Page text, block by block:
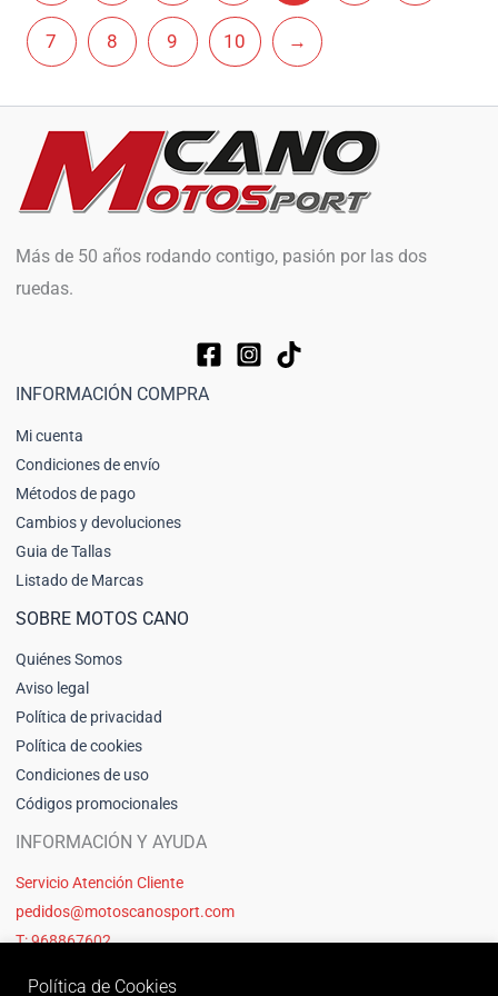
7 8 9 10 →
Más de 50 años rodando contigo, pasión por las dos
ruedas.
INFORMACIÓN COMPRA
Mi cuenta
Condiciones de envío
Métodos de pago
Cambios y devoluciones
Guia de Tallas
Listado de Marcas
SOBRE MOTOS CANO
Quiénes Somos
Aviso legal
Política de privacidad
Política de cookies
Condiciones de uso
Códigos promocionales
INFORMACIÓN Y AYUDA
Servicio Atención Cliente
pedidos@motoscanosport.com
T: 968867602
Política de Cookies